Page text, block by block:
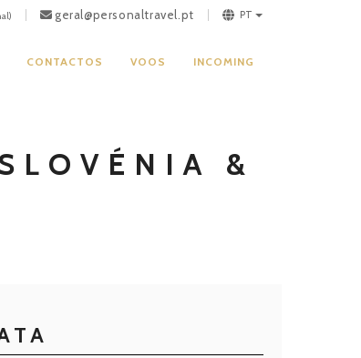
geral@personaltravel.pt PT
CONTACTOS VOOS INCOMING
&